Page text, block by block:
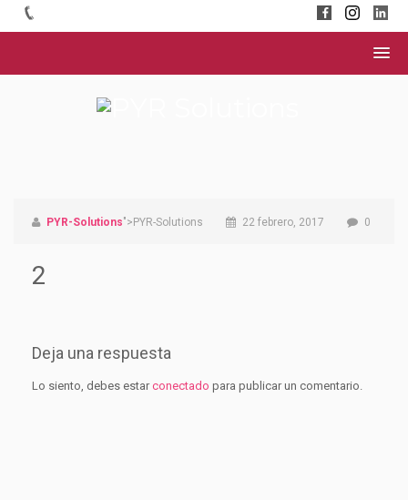
PYR-Solutions">PYR-Solutions 22 febrero, 2017 0
2
Deja una respuesta
Lo siento, debes estarconectado para publicar un comentario.